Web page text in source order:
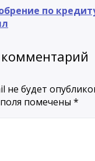
по
не будет
помечены *